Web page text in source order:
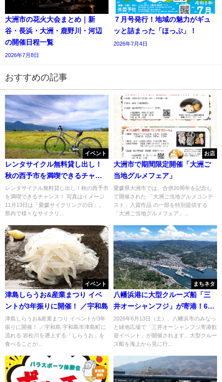
大洲市の花火大会まとめ｜新
谷・長浜・大洲・鹿野川・河辺
の開催日程一覧
2026年7月8日
７月号発行！地域の魅力がギュ
ッと詰まった「ほっぷ」！
2026年7月4日
おすすめの記事
イベント
レンタサイクル無料貸し出し！
秋の西予市を満喫できるチャン
ス！
レンタサイクル無料貸し出し！秋の西予市
を満喫できるチャンス！ 写真はイメージ
11月13日は「愛媛サイクリングの日」。
県内で様々なサイクリ...
お店
大洲市で期間限定開催「大洲ご
当地グルメフェア」
愛媛県大洲市では、合併20周年を記念し
て開催された 「大洲ご当地グルメコンテ
スト」入賞作品 の一部を特別提供する
「大洲ご当地グルメフェア」...
イベント
津島しらうお&産業まつり イベ
ントが3年振りに開催！ ／宇和島
津島しらうお&産業まつり イベントが3年
振りに開催！ ／宇和島 宇和島市津島町に
流れる 岩松川を遡上する「しらうお」を
食べることが...
まちネタ
八幡浜港に大型クルーズ船「三
井オーシャンフジ」が寄港！6月
13日はみなっと緑地広場へ
2026年6月13日（土）、八幡浜市のみなっ
と緑地広場で「三井オーシャンフジ寄港歓
迎イベント」が開催されます。大型クルー
ズ船を海上から見に行...